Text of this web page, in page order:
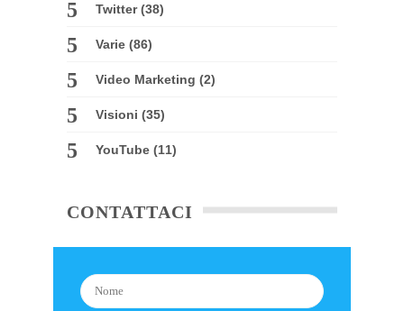
Twitter(38)
Varie (86)
Video Marketing (2)
Visioni (35)
YouTube (11)
CONTATTACI